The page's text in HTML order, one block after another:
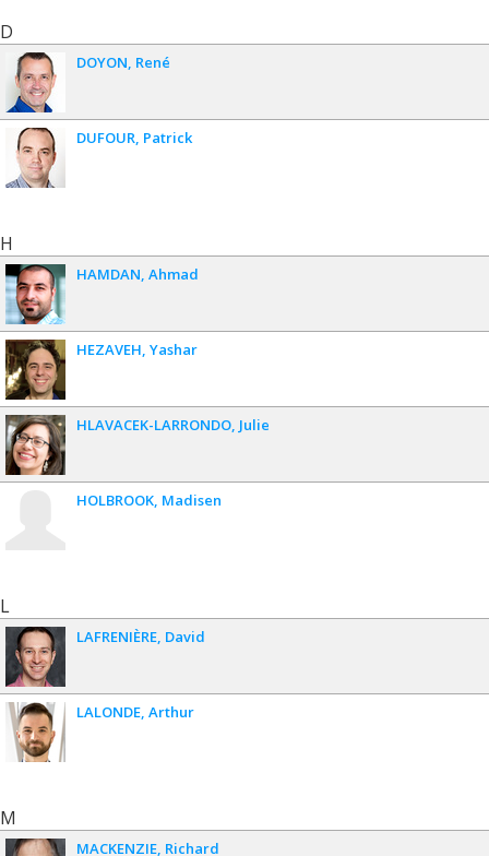
D
DOYON René
DUFOUR Patrick
H
HAMDAN Ahmad
HEZAVEH Yashar
HLAVACEK-LARRONDO Julie
HOLBROOK Madisen
L
LAFRENIÈRE David
LALONDE Arthur
M
MACKENZIE Richard